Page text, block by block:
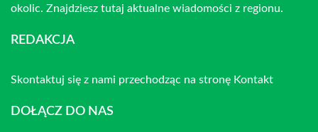
okolic. Znajdziesz tutaj aktualne wiadomości z regionu.
REDAKCJA
Skontaktuj się z nami przechodząc na stronę Kontakt
DOŁĄCZ DO NAS